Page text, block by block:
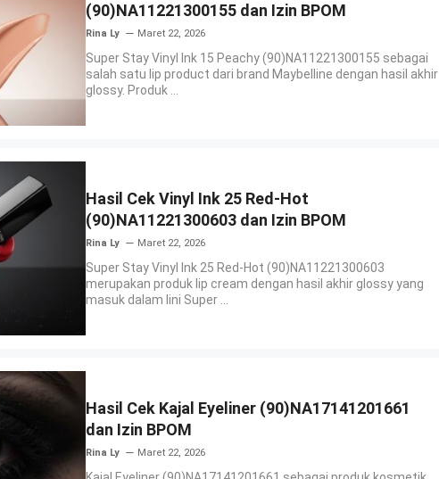
(90)NA11221300155 dan Izin BPOM
Rina Ly Maret 22, 2026
Super Stay Vinyl Ink 15 Peachy (90)NA11221300155 sebagai
salah satu lip product dari brand Maybelline dengan hasil akhir
glossy. Produk ...
Hasil Cek Vinyl Ink 25 Red-Hot
(90)NA11221300603 dan Izin BPOM
Rina Ly Maret 22, 2026
Super Stay Vinyl Ink 25 Red-Hot (90)NA11221300603
merupakan produk lip cream dengan hasil akhir glossy yang
masuk dalam lini Super ...
Hasil Cek Kajal Eyeliner (90)NA17141201661
dan Izin BPOM
Rina Ly Maret 22, 2026